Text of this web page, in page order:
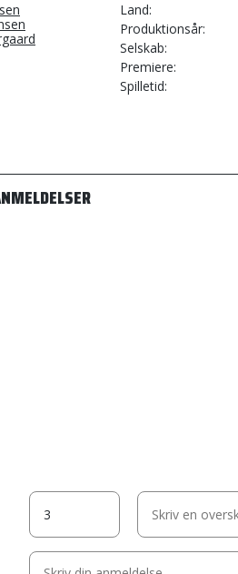
Land
Produktionsår
Selskab
Premiere
Spilletid